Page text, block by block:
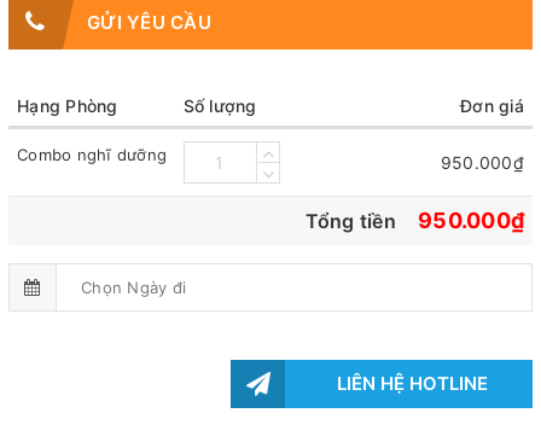
GỬI YÊU CẦU
Hạng Phòng Số lượng Đơn giá
Combo nghĩ dưỡng 950.000₫
Tổng tiền 950.000₫
LIÊN HỆ HOTLINE